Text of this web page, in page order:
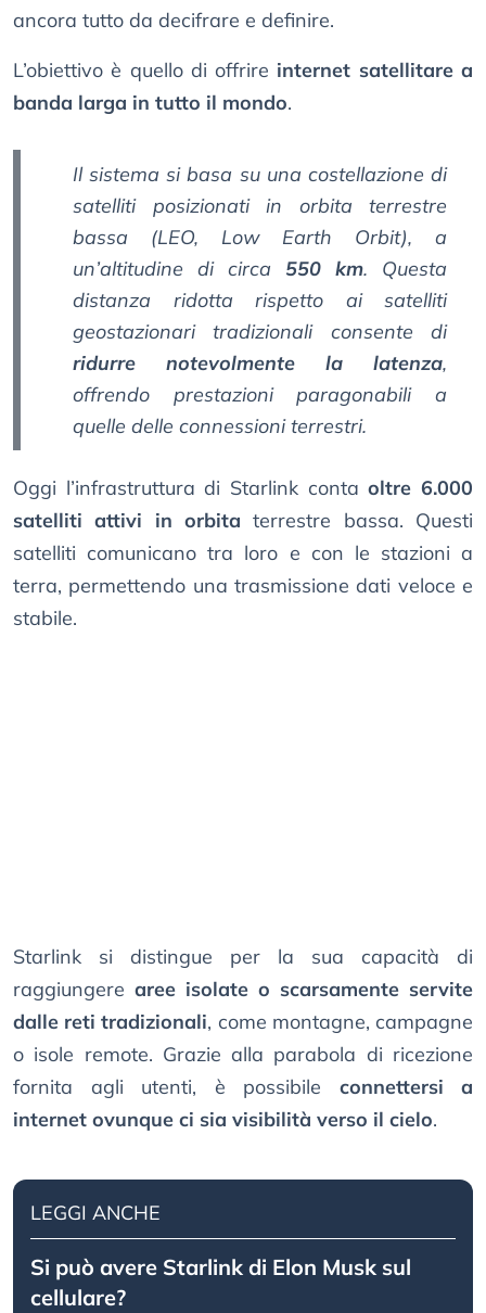
ancora tutto da decifrare e definire.
L’obiettivo è quello di offrire internet satellitare a
banda larga in tutto il mondo.
Il sistema si basa su una costellazione di
satelliti posizionati in orbita terrestre
bassa (LEO, Low Earth Orbit), a
un’altitudine di circa 550 km. Questa
distanza ridotta rispetto ai satelliti
geostazionari tradizionali consente di
ridurre notevolmente la latenza,
offrendo prestazioni paragonabili a
quelle delle connessioni terrestri.
Oggi l’infrastruttura di Starlink contaoltre 6.000
satelliti attivi in orbita terrestre bassa. Questi
satelliti comunicano tra loro e con le stazioni a
terra, permettendo una trasmissione dati veloce e
stabile.
Starlink si distingue per la sua capacità di
raggiungere aree isolate o scarsamente servite
dalle reti tradizionali, come montagne, campagne
o isole remote. Grazie alla parabola di ricezione
fornita agli utenti, è possibile connettersi a
internet ovunque ci sia visibilità verso il cielo.
LEGGI ANCHE
Si può avere Starlink di Elon Musk sul
cellulare?